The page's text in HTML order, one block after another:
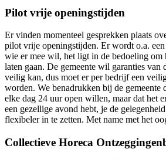
Pilot vrije openingstijden
Er vinden momenteel gesprekken plaats
pilot vrije openingstijden. Er wordt o.a. een
wie er mee wil, het ligt in de bedoeling om
laten gaan. De gemeente wil garanties van
veilig kan, dus moet er per bedrijf een
worden. We benadrukken bij de gemeente
elke dag 24 uur open willen, maar dat het
een gezellige avond hebt, je de
flexibeler in te zetten. Met name met het
Collectieve Horeca